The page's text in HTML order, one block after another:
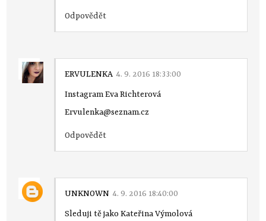
Odpovědět
ERVULENKA 4. 9. 2016 18:33:00
Instagram Eva Richterová
Ervulenka@seznam.cz
Odpovědět
UNKNOWN 4. 9. 2016 18:40:00
Sleduji tě jako Kateřina Výmolová